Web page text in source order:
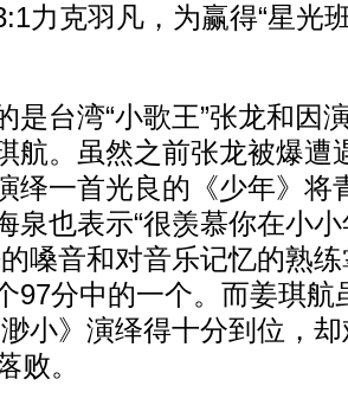
力克羽凡，为赢得“星光
台湾“小歌王”张龙和因
航。虽然之前张龙被爆遭
绎一首光良的《少年》将
泉也表示“很羡慕你在小
嗓音和对音乐记忆的熟
97分中的一个。而姜琪航
小》演绎得十分到位，
败。